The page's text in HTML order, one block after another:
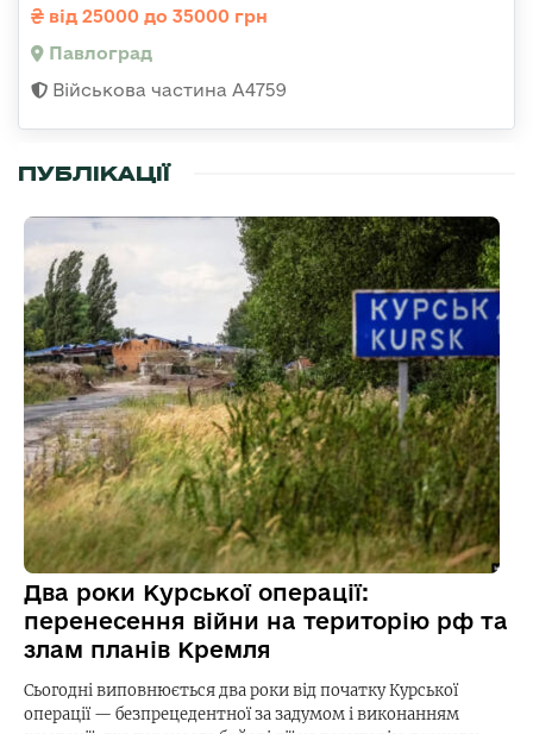
від 25000 до 35000 грн
Павлоград
Військова частина А4759
ПУБЛІКАЦІЇ
Два роки Курської операції:
перенесення війни на територію рф та
злам планів Кремля
Сьогодні виповнюється два роки від початку Курської
операції — безпрецедентної за задумом і виконанням